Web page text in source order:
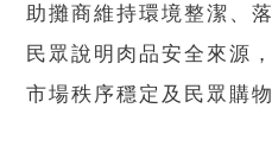
助攤商維持環境整潔、
民眾說明肉品安全來源
市場秩序穩定及民眾購物